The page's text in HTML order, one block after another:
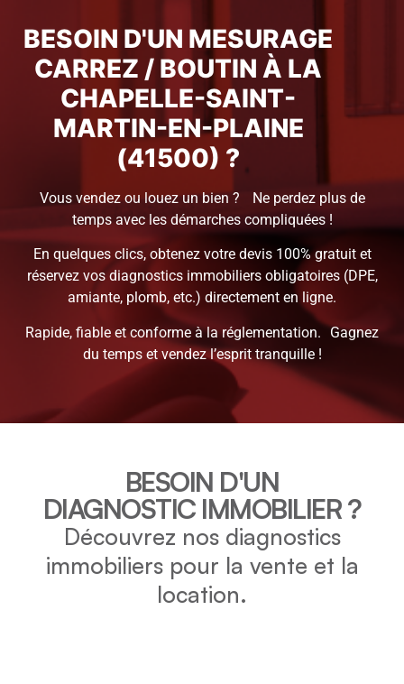
BESOIN D'UN MESURAGE
CARREZ / BOUTIN À LA
CHAPELLE-SAINT-
MARTIN-EN-PLAINE
(41500) ?
Vous vendez ou louez un bien ? Ne perdez plus de
temps avec les démarches compliquées !
En quelques clics, obtenez votre devis 100% gratuit et
réservez vos diagnostics immobiliers obligatoires (DPE,
amiante, plomb, etc.) directement en ligne.
Rapide, fiable et conforme à la réglementation. Gagnez
du temps et vendez l’esprit tranquille !
BESOIN D'UN
DIAGNOSTIC IMMOBILIER ?
Découvrez nos diagnostics
immobiliers pour la vente et la
location.